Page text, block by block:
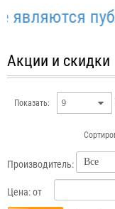
Акции и скидки
Показать:
Производитель:
Цена:от